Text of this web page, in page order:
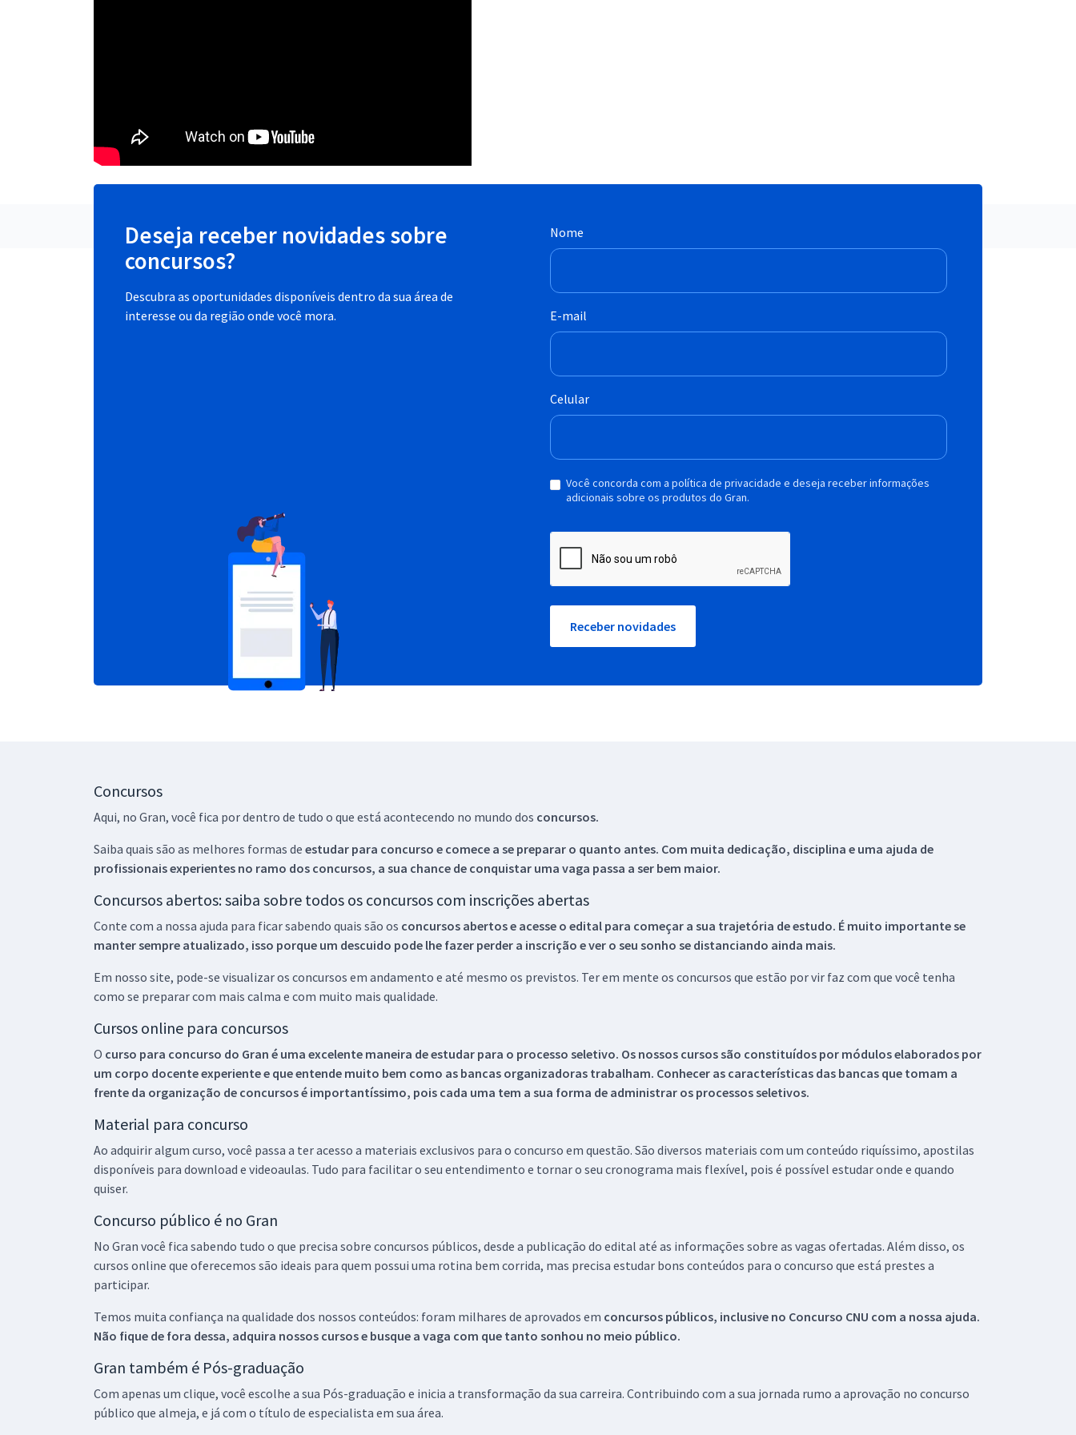
Deseja receber novidades sobre
concursos?
Descubra as oportunidades disponíveis dentro da sua área de
interesse ou da região onde você mora.
Nome
E-mail
Celular
Você concorda com a política de privacidade e deseja receber informações
adicionais sobre os produtos do Gran.
Receber novidades
Concursos
Aqui, no Gran, você fica por dentro de tudo o que está acontecendo no mundo dos concursos.
Saiba quais são as melhores formas de estudar para concurso e comece a se preparar o quanto antes. Com muita dedicação, disciplina e uma ajuda de
profissionais experientes no ramo dos concursos, a sua chance de conquistar uma vaga passa a ser bem maior.
Concursos abertos: saiba sobre todos os concursos com inscrições abertas
Conte com a nossa ajuda para ficar sabendo quais são os concursos abertos e acesse o edital para começar a sua trajetória de estudo. É muito importante se
manter sempre atualizado, isso porque um descuido pode lhe fazer perder a inscrição e ver o seu sonho se distanciando ainda mais.
Em nosso site, pode-se visualizar os concursos em andamento e até mesmo os previstos. Ter em mente os concursos que estão por vir faz com que você tenha
como se preparar com mais calma e com muito mais qualidade.
Cursos online para concursos
O curso para concurso do Gran é uma excelente maneira de estudar para o processo seletivo. Os nossos cursos são constituídos por módulos elaborados por
um corpo docente experiente e que entende muito bem como as bancas organizadoras trabalham. Conhecer as características das bancas que tomam a
frente da organização de concursos é importantíssimo, pois cada uma tem a sua forma de administrar os processos seletivos.
Material para concurso
Ao adquirir algum curso, você passa a ter acesso a materiais exclusivos para o concurso em questão. São diversos materiais com um conteúdo riquíssimo, apostilas
disponíveis para download e videoaulas. Tudo para facilitar o seu entendimento e tornar o seu cronograma mais flexível, pois é possível estudar onde e quando
quiser.
Concurso público é no Gran
No Gran você fica sabendo tudo o que precisa sobre concursos públicos, desde a publicação do edital até as informações sobre as vagas ofertadas. Além disso, os
cursos online que oferecemos são ideais para quem possui uma rotina bem corrida, mas precisa estudar bons conteúdos para o concurso que está prestes a
participar.
Temos muita confiança na qualidade dos nossos conteúdos: foram milhares de aprovados em concursos públicos, inclusive no Concurso CNU com a nossa ajuda.
Não fique de fora dessa, adquira nossos cursos e busque a vaga com que tanto sonhou no meio público.
Gran também é Pós-graduação
Com apenas um clique, você escolhe a sua Pós-graduação e inicia a transformação da sua carreira. Contribuindo com a sua jornada rumo a aprovação no concurso
público que almeja, e já com o título de especialista em sua área.